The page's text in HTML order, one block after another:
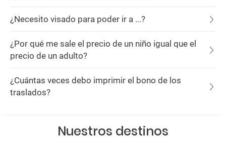
¿Necesito visado para poder ir a ...?
¿Por qué me sale el precio de un niño igual que el
precio de un adulto?
¿Cuántas veces debo imprimir el bono de los
traslados?
Nuestros destinos